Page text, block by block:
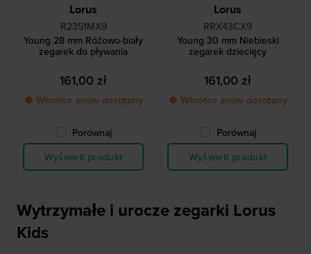
Lorus
R2351MX9
Young 28 mm Różowo-biały
zegarek do pływania
161,00 zł
● Wkrótce znów dostępny
Porównaj
Wyświetl produkt
Lorus
RRX43CX9
Young 30 mm Niebieski
zegarek dziecięcy
161,00 zł
● Wkrótce znów dostępny
Porównaj
Wyświetl produkt
Wytrzymałe i urocze zegarki Lorus
Kids